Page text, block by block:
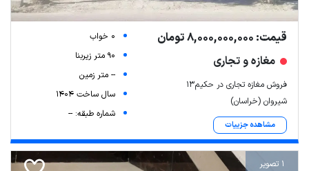
قیمت: 8,000,000,000 تومان
مغازه و تجاری
فروش مغازه تجاری در حکیم۱۳
شیروان (خراسان)
مشاهده جزییات
0 خواب
90 متر زیربنا
-- متر زمین
سال ساخت 1404
شماره طبقه: --
1 تصویر